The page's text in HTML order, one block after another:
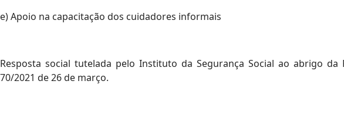
e) Apoio na capacitação dos cuidadores informais
Resposta social tutelada pelo Instituto da Segurança Social ao abrigo da
70/2021 de 26 de março.